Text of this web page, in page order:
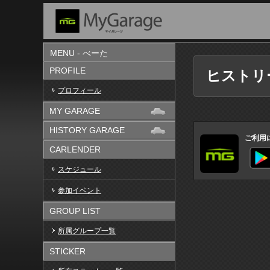
MENU - べーた
PROFILE
プロフィール
MY GARAGE
HISTORY GARAGE
CARLENDER
スケジュール
参加イベント
GROUP LIST
所属グループ一覧
STICKER
ヒスト
ご利用